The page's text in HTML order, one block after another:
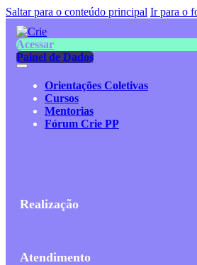
Saltar para o conteúdo principal Ir para o
Acessar
Painel de Dados
Orientações Coletivas
Cursos
Mentorias
Fórum Crie PP
Realização
Atendimento